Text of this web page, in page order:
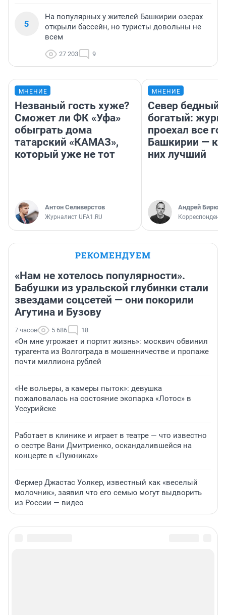
5
На популярных у жителей Башкирии озерах
открыли бассейн, но туристы довольны не
всем
27 203 9
МНЕНИЕ
Незваный гость хуже?
Сможет ли ФК «Уфа»
обыграть дома
татарский «КАМАЗ»,
который уже не тот
Антон Селиверстов
Журналист UFA1.RU
МНЕНИЕ
Север бедный,
богатый:
проехал все
Башкирии —
них лучший
Андрей
Корреспондент
РЕКОМЕНДУЕМ
«Нам не хотелось популярности».
Бабушки из уральской глубинки стали
звездами соцсетей — они покорили
Агутина и Бузову
7 часов 5 686 18
«Он мне угрожает и портит жизнь»: москвич обвинил
турагента из Волгограда в мошенничестве и пропаже
почти миллиона рублей
«Не вольеры, а камеры пыток»: девушка
пожаловалась на состояние экопарка «Лотос» в
Уссурийске
Работает в клинике и играет в театре — что известно
о сестре Вани Дмитриенко, оскандалившейся на
концерте в «Лужниках»
Фермер Джастас Уолкер, известный как «веселый
молочник», заявил что его семью могут выдворить
из России — видео